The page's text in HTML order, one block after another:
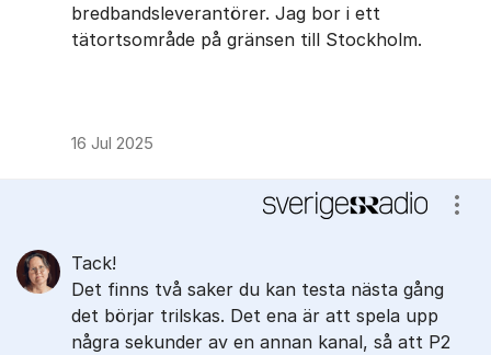
bredbandsleverantörer. Jag bor i ett
tätortsområde på gränsen till Stockholm.
16 Jul 2025
Tack!
Det finns två saker du kan testa nästa gång
det börjar trilskas. Det ena är att spela upp
några sekunder av en annan kanal, så att P2